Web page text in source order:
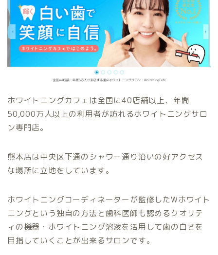
ホワイトニングカフェは全国に40店舗以上、年間
50,000万人以上の利用者が訪れるホワイトニングサロ
ン専門店。
熊本店は中央区下通のシャワー通り沿いの好アクセス
な場所に立地をしています。
ホワイトニングコーディネーターが監修したWホワイト
ニングという独自の方法と歯科医師も認めるクオリテ
ィの機器・ホワイトニング溶液を活用して歯の白さを
目指していくことが出来るサロンです。